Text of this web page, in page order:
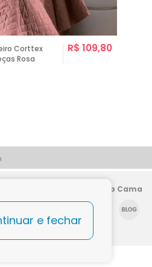
Corttex
Rosa
R$ 109,80
Siga a Shop Cama
e fechar